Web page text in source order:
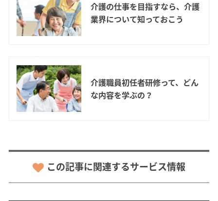
介護の仕事を目指すなら、介護
業界について知っておこう
介護職員初任者研修って、どん
な内容を学ぶの？
この記事に関連するサービス情報